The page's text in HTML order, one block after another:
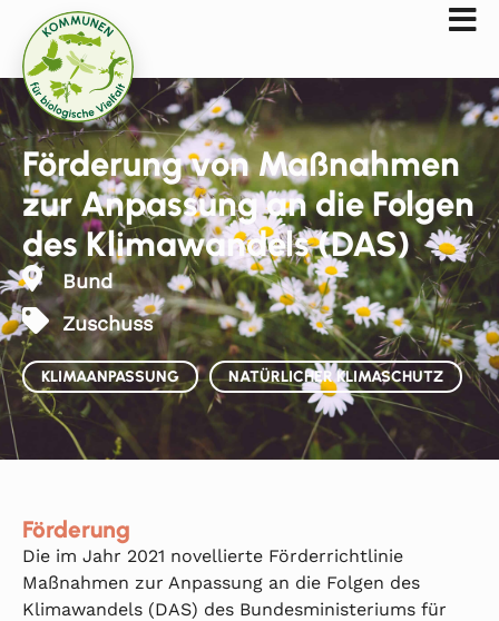
Förderung von Maßnahmen
zur Anpassung an die Folgen
des Klimawandels (DAS)
Bund
Zuschuss
KLIMAANPASSUNG NATÜRLICHER KLIMASCHUTZ
Förderung
Die im Jahr 2021 novellierte Förderrichtlinie
Maßnahmen zur Anpassung an die Folgen des
Klimawandels (DAS) des Bundesministeriums für